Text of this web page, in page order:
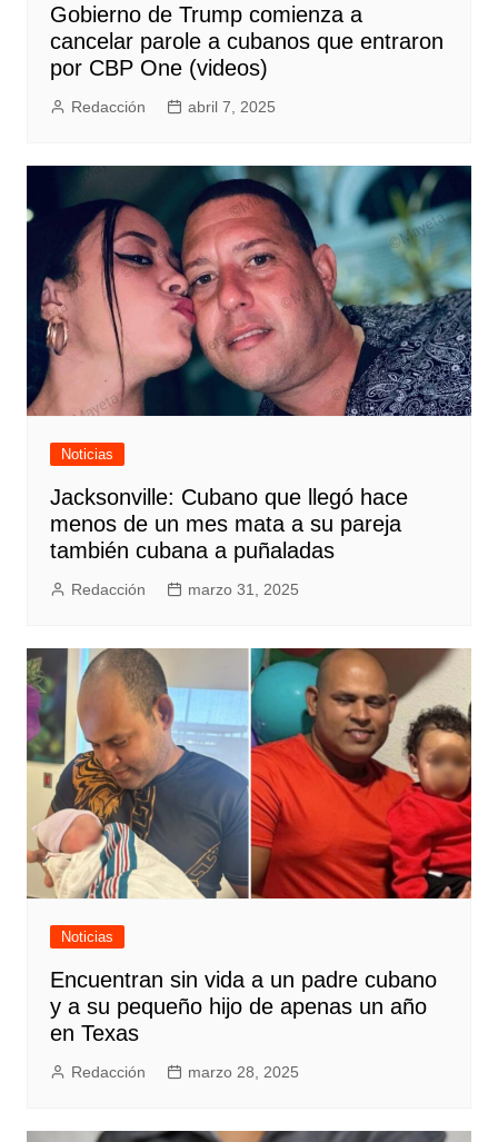
Gobierno de Trump comienza a
cancelar parole a cubanos que entraron
por CBP One (videos)
Redacción abril 7, 2025
Noticias
Jacksonville: Cubano que llegó hace
menos de un mes mata a su pareja
también cubana a puñaladas
Redacción marzo 31, 2025
Noticias
Encuentran sin vida a un padre cubano
y a su pequeño hijo de apenas un año
en Texas
Redacción marzo 28, 2025